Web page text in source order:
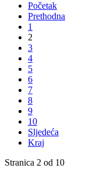
Početak
Prethodna
1
2
3
4
5
6
7
8
9
10
Sljedeća
Kraj
Stranica 2 od 10